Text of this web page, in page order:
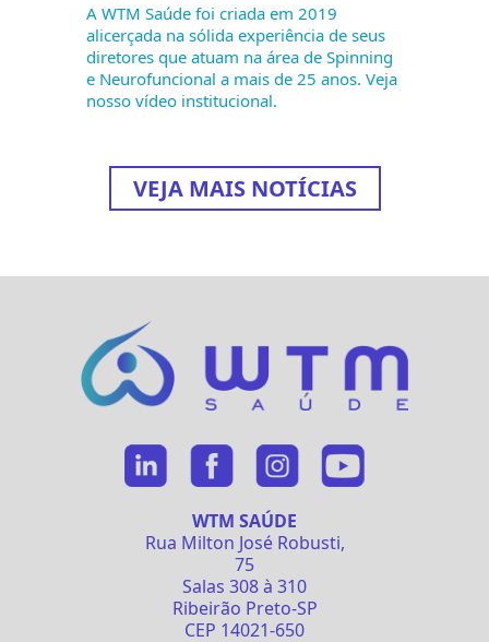
A WTM Saúde foi criada em 2019
alicerçada na sólida experiência de seus
diretores que atuam na área de Spinning
e Neurofuncional a mais de 25 anos. Veja
nosso vídeo institucional.
VEJA MAIS NOTÍCIAS
WTM SAÚDE
Rua Milton José Robusti,
75
Salas 308 à 310
Ribeirão Preto-SP
CEP 14021-650